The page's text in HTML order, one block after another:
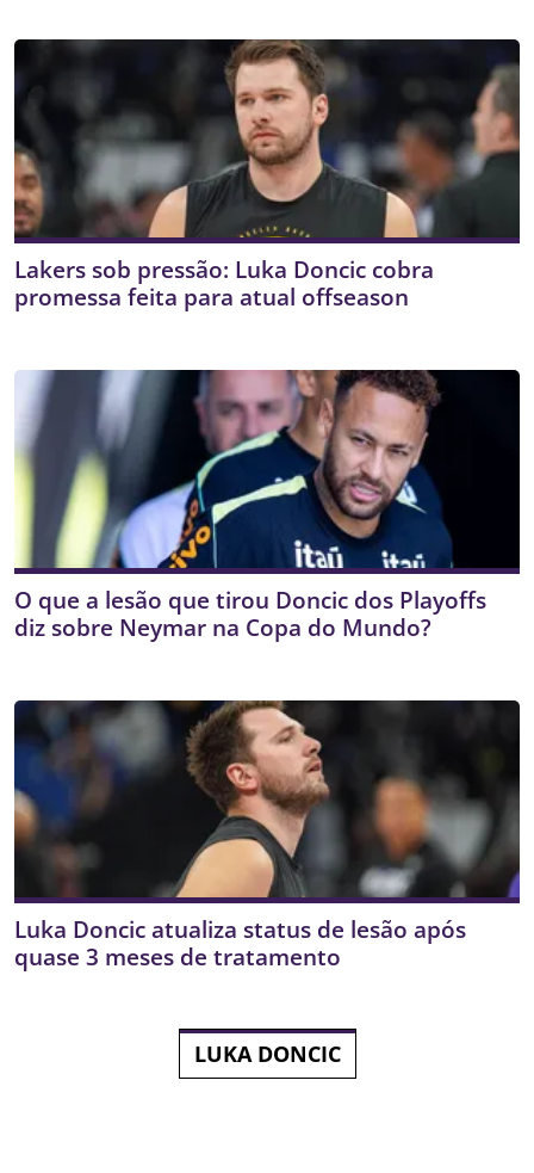
Lakers sob pressão: Luka Doncic cobra
promessa feita para atual offseason
O que a lesão que tirou Doncic dos Playoffs
diz sobre Neymar na Copa do Mundo?
Luka Doncic atualiza status de lesão após
quase 3 meses de tratamento
LUKA DONCIC